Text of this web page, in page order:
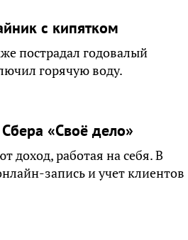
с кипятком
пострадал годовалый
горячую воду.
«Своё дело»
доход, работая на себя. В
запись и учет клиентов